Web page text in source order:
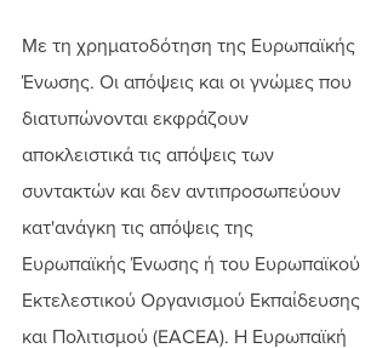
Με τη χρηματοδότηση της Ευρωπαϊκής
Ένωσης. Οι απόψεις και οι γνώμες που
διατυπώνονται εκφράζουν
αποκλειστικά τις απόψεις των
συντακτών και δεν αντιπροσωπεύουν
κατ'ανάγκη τις απόψεις της
Ευρωπαϊκής Ένωσης ή του Ευρωπαϊκού
Εκτελεστικού Οργανισμού Εκπαίδευσης
και Πολιτισμού (EACEA). Η Ευρωπαϊκή